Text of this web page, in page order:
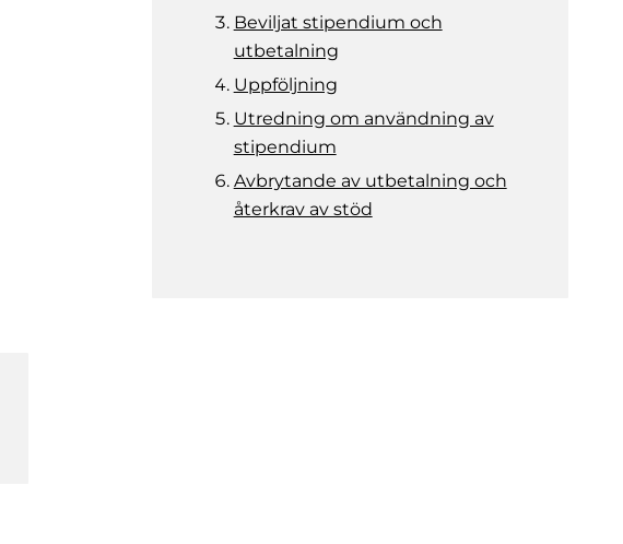
Beviljat stipendium och
utbetalning
Uppföljning
Utredning om användning av
stipendium
Avbrytande av utbetalning och
återkrav av stöd